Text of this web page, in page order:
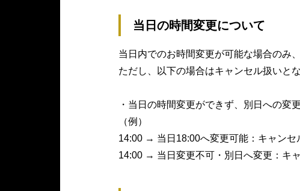
当⽇の時間変更について
当⽇内でのお時間変更が可能な場合のみ
ただし、以下の場合はキャンセル扱いと
・当⽇の時間変更ができず、別⽇への変
（例）
14:00 → 当⽇18:00へ変更可能：キャンセ
14:00 → 当⽇変更不可・別⽇へ変更：キ